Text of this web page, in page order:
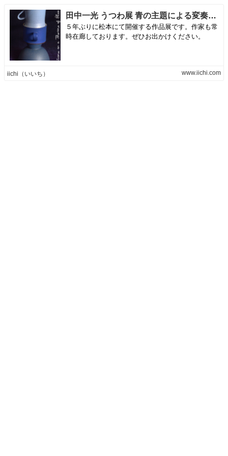
田中一光 うつわ展 青の主題による変奏曲《第10変奏》Variations on a Theme of Blue X
５年ぶりに松本にて開催する作品展です。作家も常
時在廊しております。ぜひお出かけください。
iichi（いいち） www.iichi.com